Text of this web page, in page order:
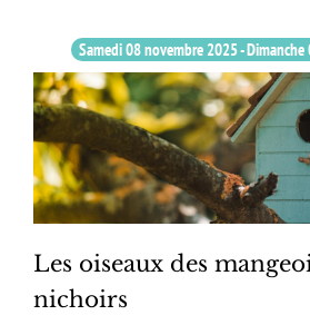
Samedi 08 novembre 2025-
Les oiseaux des
nichoirs